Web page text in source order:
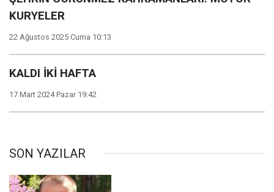
KURYELER
22 Ağustos 2025 Cuma 10:13
KALDI İKİ HAFTA
17 Mart 2024 Pazar 19:42
SON YAZILAR